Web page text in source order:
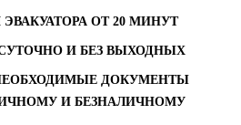
ОТ 20 МИНУТ
И БЕЗ ВЫХОДНЫХ
ДОКУМЕНТЫ
И БЕЗНАЛИЧНОМУ